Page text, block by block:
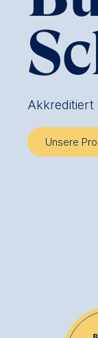
Akkreditiert
Unsere